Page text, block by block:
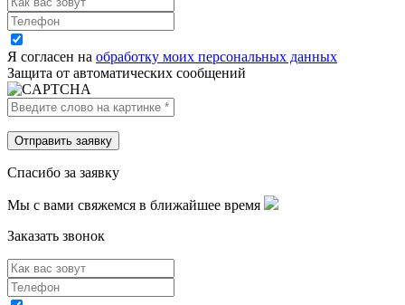
Я согласен на обработку моих персональных данных
Защита от автоматических сообщений
Спасибо за заявку
Мы с вами свяжемся в ближайшее время
Заказать звонок